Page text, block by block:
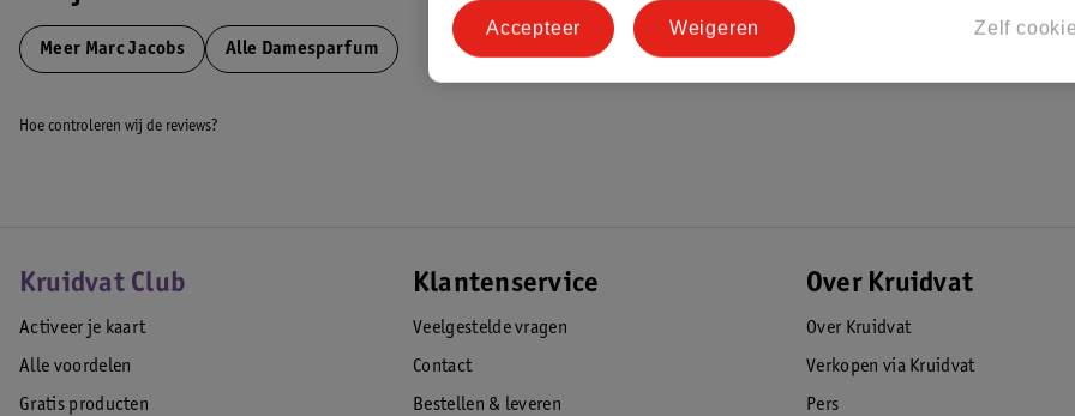
Meer Marc Jacobs Alle Damesparfum
Hoe controleren wij de reviews?
Kruidvat Club
Activeer je kaart
Alle voordelen
Gratis producten
Klantenservice
Veelgestelde vragen
Contact
Bestellen & leveren
Over Kruidvat
Over Kruidvat
Verkopen via Kruidvat
Pers
Zelf
Weigeren
Accepteer